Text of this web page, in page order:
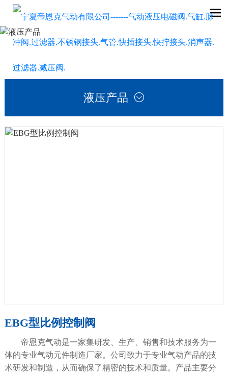
液压产品 
EBG型比例控制阀
帝恩克气动是一家集研发、生产、销售和技术服务为一
体的专业气动元件制造厂家。公司致力于专业气动产品的技
术研发和制造，从而确保了精密的技术和质量。产品主要分